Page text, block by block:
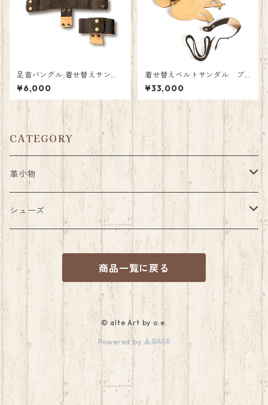
足首バングル:着せ替えサンダ
ル追加アイテム C.F.Stead
ダークブラウン
¥6,000
着せ替えベルトサンダル ブ
ラックスエード
¥33,000
CATEGORY
革小物
パス・コインケース
キーケース
シューホーン(靴べら)
ベルト
カウボーイスタイル
マルチグローブホルダー
ミニチュア
シューズ
サンダル
着せ替えサンダル
着せ替えアッパー
足首バングル
ベビーシューズ
ブーツスパッツ
キルトタン
商品一覧に戻る
© alte Art by o.e.
Powered by